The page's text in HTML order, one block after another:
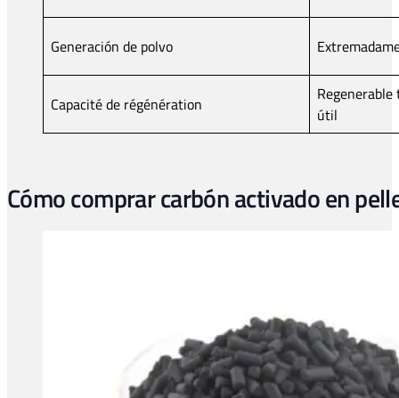
Generación de polvo
Capacité de régénération
útil
Cómo comprar carbón activado en